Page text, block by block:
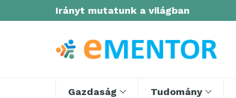
Irányt mutatunk a világban
Gazdaság Tudomány